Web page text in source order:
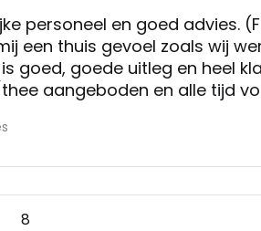
personeel en goed advies.
een thuis gevoel zoals wij
goed, goede uitleg en heel
aangeboden en alle tijd
8